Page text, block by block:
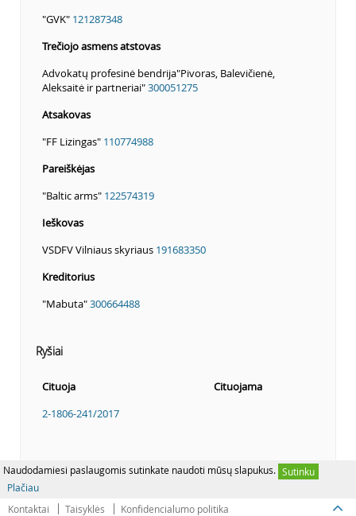
Naudodamiesi paslaugomis sutinkate naudoti mūsų slapukus. Sutinku
Plačiau
"GVK" 121287348
Trečiojo asmens atstovas
Advokatų profesinė bendrija"Pivoras, Balevičienė,
Aleksaitė ir partneriai"300051275
Atsakovas
"FF Lizingas" 110774988
Pareiškėjas
"Baltic arms" 122574319
Ieškovas
VSDFV Vilniaus skyriaus 191683350
Kreditorius
"Mabuta"300664488
Ryšiai
Cituoja
Cituojama
2-1806-241/2017
Kontaktai Taisyklės Konfidencialumo politika